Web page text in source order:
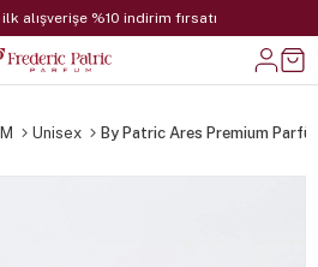
alışverişe %10 indirim fırsatı
Unisex By Patric Ares Premium